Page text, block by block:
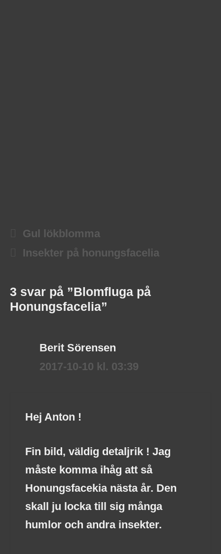
Gul lökblomma
Insekter på honungsfacelia
3 svar på ”Blomfluga på
Honungsfacelia”
Berit Sörensen
2017-10-10 kl. 03:39
Hej Anton !
Fin bild, väldig detaljrik ! Jag
måste komma ihåg att så
Honungsfacekia nästa år. Den
skall ju locka till sig många
humlor och andra insekter.